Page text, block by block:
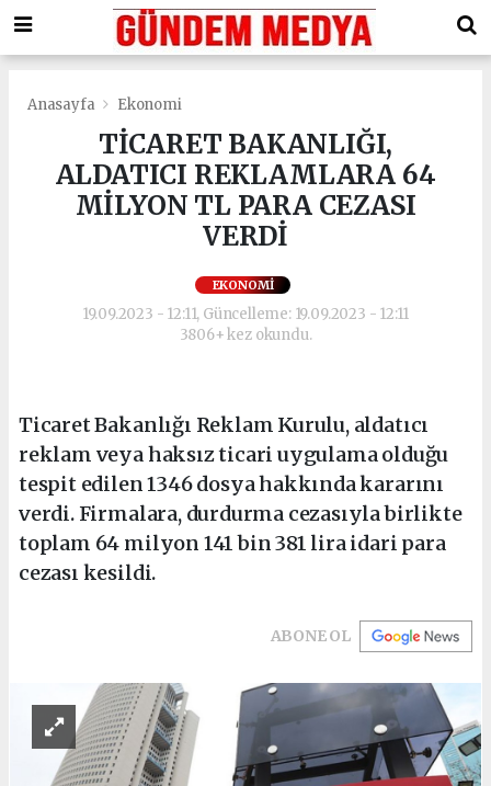
Anasayfa Ekonomi
TİCARET BAKANLIĞI,
ALDATICI REKLAMLARA 64
MİLYON TL PARA CEZASI
VERDİ
EKONOMI
19.09.2023 - 12:11, Güncelleme: 19.09.2023 - 12:11
3806+ kez okundu.
Ticaret Bakanlığı Reklam Kurulu, aldatıcı
reklam veya haksız ticari uygulama olduğu
tespit edilen 1346 dosya hakkında kararını
verdi. Firmalara, durdurma cezasıyla birlikte
toplam 64 milyon 141 bin 381 lira idari para
cezası kesildi.
ABONE OL